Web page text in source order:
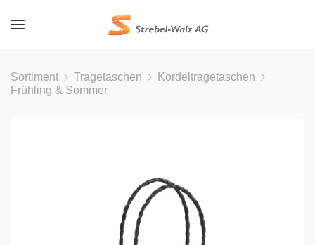
Sortiment Tragetaschen
Kordeltragetaschen
Frühling & Sommer